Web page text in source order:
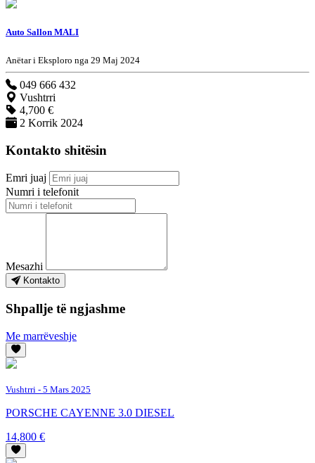
Auto Sallon MALI
Anëtar i Eksploro nga 29 Maj 2024
049 666 432
Vushtrri
4,700 €
2 Korrik 2024
Kontakto shitësin
Emri juaj
Numri i telefonit
Mesazhi
Kontakto
Shpallje të ngjashme
Me marrëveshje
Vushtrri - 5 Mars 2025
PORSCHE CAYENNE 3.0 DIESEL
14,800 €